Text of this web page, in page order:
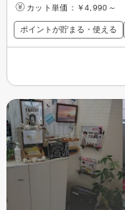
カット単価： ￥4,990～
ポイントが貯まる・使える